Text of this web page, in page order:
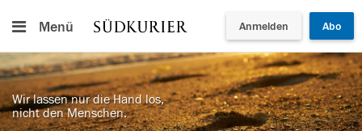
Menü Anmelden Abo
Wir lassen nur die Hand los,
nicht den Menschen.